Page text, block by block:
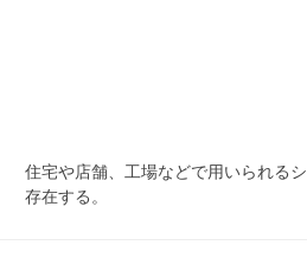
ン
住宅や店舗、工場などで用いられる
存在する。